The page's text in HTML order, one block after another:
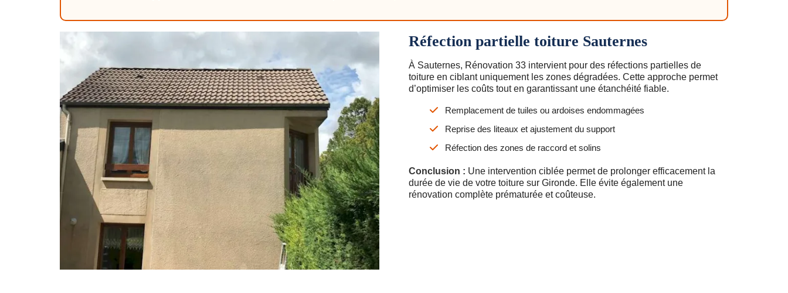
Réfection partielle toiture Sauternes
À Sauternes, Rénovation 33 intervient pour des réfections partielles de
toiture en ciblant uniquement les zones dégradées. Cette approche permet
d’optimiser les coûts tout en garantissant une étanchéité fiable.
Remplacement de tuiles ou ardoises endommagées
Reprise des liteaux et ajustement du support
Réfection des zones de raccord et solins
Conclusion : Une intervention ciblée permet de prolonger efficacement la
durée de vie de votre toiture sur Gironde. Elle évite également une
rénovation complète prématurée et coûteuse.